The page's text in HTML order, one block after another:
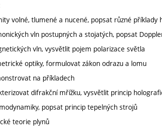
volné, tlumené a nucené, popsat různé příklady
vln postupných a stojatých, popsat
vln, vysvětlit pojem polarizace světla
optiky, formulovat zákon odrazu a lomu
na příkladech
difrakční mřížku, vysvětlit princip
popsat princip tepelných strojů
teorie plynů